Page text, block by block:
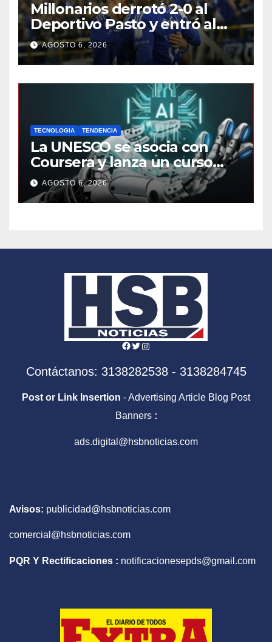
Millonarios derrotó 2-0 al
Deportivo Pasto y entró al
grupo de los ocho en la Liga
BetPlay
AGOSTO 6, 2026
TECNOLOGIA TENDENCIA
La UNESCO se asocia con
Coursera y lanza un curso
gratuito sobre ética de la IA
AGOSTO 6, 2026
Facebook
Twitter
Instagram
Contáctanos: 3138282538 - 3138284745
Post or Link Insertion - Advertising Article Blog Post
Banners :
ads.digital@hsbnoticias.com
Avisos: publicidad@hsbnoticias.com
comercial@hsbnoticias.com
PQR Y Rectificaciones : notificacionesepds@gmail.com